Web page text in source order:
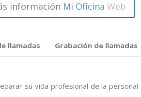
información Mi Oficina Web
llamadas Grabación de llamadas
su vida profesional de la